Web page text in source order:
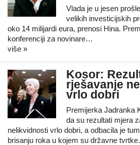
Vlada je u jesen
velikih investicijskih
oko 14 milijardi eura, prenosi Hina.
konferenciji za novinare…
više »
Kosor:
rješavanje
vrlo dobri
Premijerka Jadranka
da su rezultati mjera
nelikvidnosti vrlo dobri, a odbacila je
brisanju roka u kojem su državne